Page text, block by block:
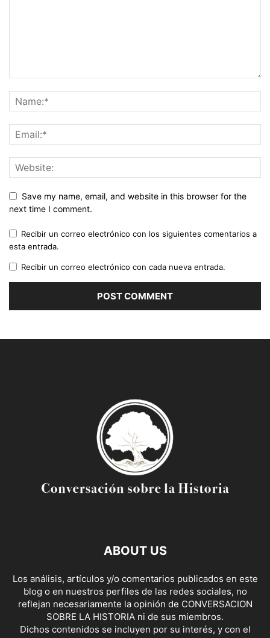
Save my name, email, and website in this browser for the
next time I comment.
Recibir un correo electrónico con los siguientes comentarios a
esta entrada.
Recibir un correo electrónico con cada nueva entrada.
ABOUT US
Los análisis, artículos y/o comentarios publicados en este
blog o en nuestros perfiles de las redes sociales, no
reflejan necesariamente la opinión de CONVERSACION
SOBRE LA HISTORIA ni de sus miembros.
Dichos contenidos se incluyen por su interés, y con el